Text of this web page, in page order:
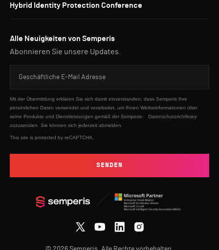
Hybrid Identity Protection Conference
Alle Neuigkeiten von Semperis
Abonnieren Sie unsere Updates.
Mit der Übermittlung erklären Sie sich damit einverstanden, dass Semperis Ihre
persönlichen Daten verwendet und verarbeitet, um Ihnen Werbeinformationen über
seine Produkte und Dienstleistungen gemäß der Semperis-
Datenschutzrichtliniey
zuzusenden. Sie können sich jederzeit abmelden.
This site is protected by reCAPTCHA.
SENDEN